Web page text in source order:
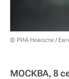
© РИА Новости /
МОСКВА, 8